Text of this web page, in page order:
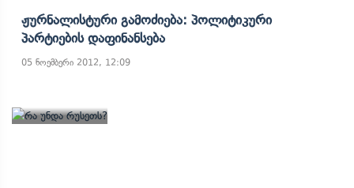
Ჟურნალისტური Გამოძიება: Პოლიტიკური
Პარტიების Დაფინანსება
05 ნოემბერი 2012, 12:09